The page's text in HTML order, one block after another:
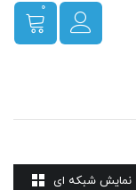
0
نمایش شبکه ای